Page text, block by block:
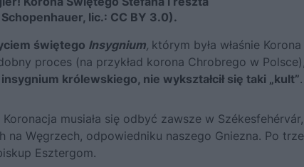
lic.: CC BY 3.0).
świętego Insygnium, którym była właśnie Korona
proces (na przykład korona Chrobrego w Polsce),
królewskiego, nie wykształcił się taki „kult”.
musiała się odbyć zawsze w Székesfehérvár,
Węgrzech, odpowiedniku naszego Gniezna. Po
Esztergom.